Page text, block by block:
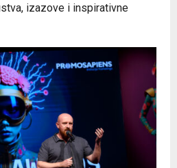
izazove i inspirativne